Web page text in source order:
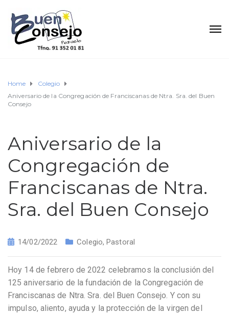
Home
Colegio
Aniversario de la Congregación de Franciscanas de Ntra. Sra. del Buen
Consejo
Aniversario de la
Congregación de
Franciscanas de Ntra.
Sra. del Buen Consejo
14/02/2022 Colegio,Pastoral
Hoy 14 de febrero de 2022 celebramos la conclusión del
125 aniversario de la fundación de la Congregación de
Franciscanas de Ntra. Sra. del Buen Consejo. Y con su
impulso, aliento, ayuda y la protección de la virgen del